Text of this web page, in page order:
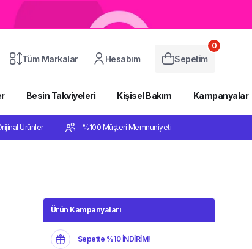
Tüm Markalar Hesabım Sepetim
0
Besin Takviyeleri Kişisel Bakım Kampanyalar
Ürünler %100 Müşteri Memnuniyeti
Ürün Kampanyaları
Sepette %10 İNDİRİM!